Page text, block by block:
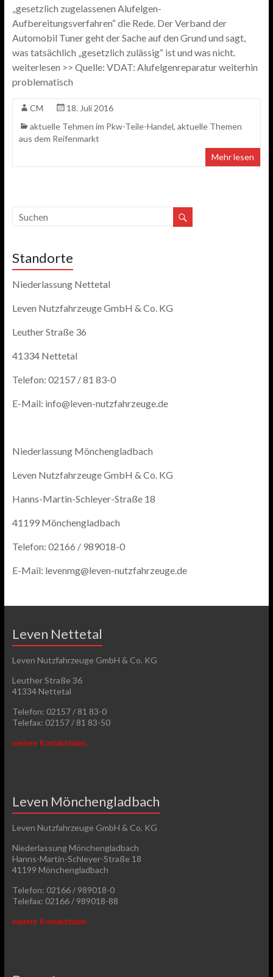
„gesetzlich zugelassenen Alufelgen-
Aufbereitungsverfahren“ die Rede. Der Verband der
Automobil Tuner geht der Sache auf den Grund und sagt,
was tatsächlich „gesetzlich zulässig“ ist und was nicht.
weiterlesen >> Quelle: VDAT: Alufelgenreparatur weiterhin
problematisch
CM
18. Juli 2016
aktuelle Tehmen im Pkw-Teile-Handel, aktuelle Themen
aus dem Reifenmarkt
Mehr lesen
Standorte
Niederlassung Nettetal
Leven Nutzfahrzeuge GmbH & Co. KG
Leuther Straße 36
41334 Nettetal
Telefon: 02157 / 81 83-0
E-Mail: info@leven-nutzfahrzeuge.de
Niederlassung Mönchengladbach
Leven Nutzfahrzeuge GmbH & Co. KG
Hanns-Martin-Schleyer-Straße 18
41199 Mönchengladbach
Telefon: 02166 / 989018-0
E-Mail: levenmg@leven-nutzfahrzeuge.de
Leven Nettetal
Leven Nutzfahrzeuge GmbH & Co. KG
Leuther Straße 36
41334 Nettetal
Telefon: 02157 / 81 83-0
Telefax: 02157 / 81 83-50
weitere Kontaktdaten
Leven Mönchengladbach
Leven Nutzfahrzeuge GmbH & Co. KG
Niederlassung Mönchengladbach
Hanns-Martin-Schleyer-Straße 18
41199 Mönchengladbach
Telefon: 02166 / 989018-0
Telefax: 02166 / 989018-88
weitere Kontaktdaten